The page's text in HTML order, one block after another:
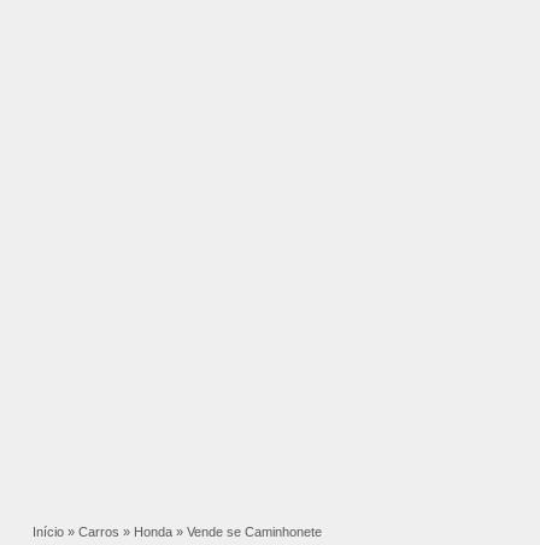
Início » Carros » Honda » Vende se Caminhonete